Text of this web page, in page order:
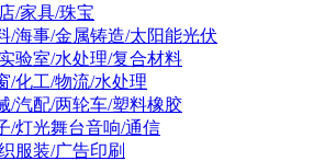
/家具/珠宝
/海事/金属铸造/太阳能光伏
验室/水处理/复合材料
/化工/物流/水处理
/汽配/两轮车/塑料橡胶
/灯光舞台音响/通信
服装/广告印刷